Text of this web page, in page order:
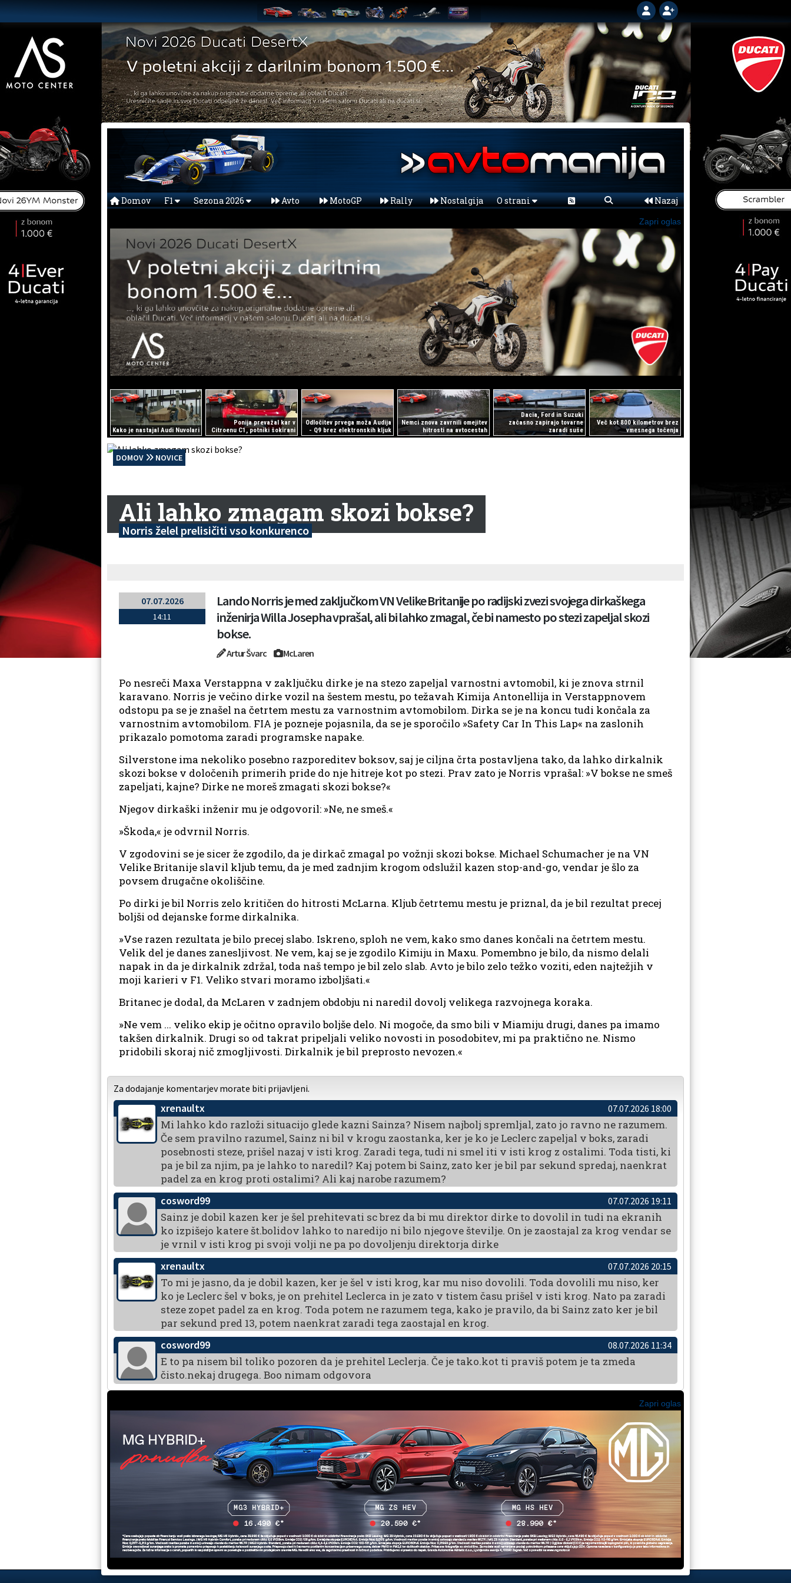
Domov F1 Sezona 2026 Avto MotoGP Rally Nostalgija O strani Nazaj
Zapri oglas
Kako je nastajal Audi Nuvolari
Ponija prevažal kar v
Citroenu C1, potniki šokirani
Odločitev prvega moža Audija
- Q9 brez elektronskih kljuk
Nemci znova zavrnili omejitev
hitrosti na avtocestah
Dacia, Ford in Suzuki
začasno zapirajo tovarne
zaradi suše
Več kot 800 kilometrov brez
vmesnega točenja
DOMOV NOVICE
Ali lahko zmagam skozi bokse?
Norris želel prelisičiti vso konkurenco
07.07.2026
14:11
Lando Norris je med zaključkom VN Velike Britanije po radijski zvezi svojega dirkaškega
inženirja Willa Josepha vprašal, ali bi lahko zmagal, če bi namesto po stezi zapeljal skozi
bokse.
Artur Švarc McLaren
Po nesreči Maxa Verstappna v zaključku dirke je na stezo zapeljal varnostni avtomobil, ki je znova strnil
karavano. Norris je večino dirke vozil na šestem mestu, po težavah Kimija Antonellija in Verstappnovem
odstopu pa se je znašel na četrtem mestu za varnostnim avtomobilom. Dirka se je na koncu tudi končala za
varnostnim avtomobilom. FIA je pozneje pojasnila, da se je sporočilo »Safety Car In This Lap« na zaslonih
prikazalo pomotoma zaradi programske napake.
Silverstone ima nekoliko posebno razporeditev boksov, saj je ciljna črta postavljena tako, da lahko dirkalnik
skozi bokse v določenih primerih pride do nje hitreje kot po stezi. Prav zato je Norris vprašal: »V bokse ne smeš
zapeljati, kajne? Dirke ne moreš zmagati skozi bokse?«
Njegov dirkaški inženir mu je odgovoril: »Ne, ne smeš.«
»Škoda,« je odvrnil Norris.
V zgodovini se je sicer že zgodilo, da je dirkač zmagal po vožnji skozi bokse. Michael Schumacher je na VN
Velike Britanije slavil kljub temu, da je med zadnjim krogom odslužil kazen stop-and-go, vendar je šlo za
povsem drugačne okoliščine.
Po dirki je bil Norris zelo kritičen do hitrosti McLarna. Kljub četrtemu mestu je priznal, da je bil rezultat precej
boljši od dejanske forme dirkalnika.
»Vse razen rezultata je bilo precej slabo. Iskreno, sploh ne vem, kako smo danes končali na četrtem mestu.
Velik del je danes zanesljivost. Ne vem, kaj se je zgodilo Kimiju in Maxu. Pomembno je bilo, da nismo delali
napak in da je dirkalnik zdržal, toda naš tempo je bil zelo slab. Avto je bilo zelo težko voziti, eden najtežjih v
moji karieri v F1. Veliko stvari moramo izboljšati.«
Britanec je dodal, da McLaren v zadnjem obdobju ni naredil dovolj velikega razvojnega koraka.
»Ne vem ... veliko ekip je očitno opravilo boljše delo. Ni mogoče, da smo bili v Miamiju drugi, danes pa imamo
takšen dirkalnik. Drugi so od takrat pripeljali veliko novosti in posodobitev, mi pa praktično ne. Nismo
pridobili skoraj nič zmogljivosti. Dirkalnik je bil preprosto nevozen.«
Za dodajanje komentarjev morate biti prijavljeni.
xrenaultx 07.07.2026 18:00
Mi lahko kdo razloži situacijo glede kazni Sainza? Nisem najbolj spremljal, zato jo ravno ne razumem.
Če sem pravilno razumel, Sainz ni bil v krogu zaostanka, ker je ko je Leclerc zapeljal v boks, zaradi
posebnosti steze, prišel nazaj v isti krog. Zaradi tega, tudi ni smel iti v isti krog z ostalimi. Toda tisti, ki
pa je bil za njim, pa je lahko to naredil? Kaj potem bi Sainz, zato ker je bil par sekund spredaj, naenkrat
padel za en krog proti ostalimi? Ali kaj narobe razumem?
cosword99
07.07.2026 19:11
Sainz je dobil kazen ker je šel prehitevati sc brez da bi mu direktor dirke to dovolil in tudi na ekranih
ko izpišejo katere št.bolidov lahko to naredijo ni bilo njegove številje. On je zaostajal za krog vendar se
je vrnil v isti krog pi svoji volji ne pa po dovoljenju direktorja dirke
xrenaultx
07.07.2026 20:15
To mi je jasno, da je dobil kazen, ker je šel v isti krog, kar mu niso dovolili. Toda dovolili mu niso, ker
ko je Leclerc šel v boks, je on prehitel Leclerca in je zato v tistem času prišel v isti krog. Nato pa zaradi
steze zopet padel za en krog. Toda potem ne razumem tega, kako je pravilo, da bi Sainz zato ker je bil
par sekund pred 13, potem naenkrat zaradi tega zaostajal en krog.
cosword99
08.07.2026 11:34
E to pa nisem bil toliko pozoren da je prehitel Leclerja. Če je tako.kot ti praviš potem je ta zmeda
čisto.nekaj drugega. Boo nimam odgovora
Zapri oglas